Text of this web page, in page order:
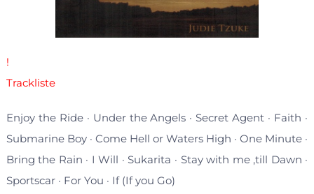
!
Trackliste
Enjoy the Ride · Under the Angels · Secret Agent · Faith ·
Submarine Boy · Come Hell or Waters High · One Minute ·
Bring the Rain · I Will · Sukarita · Stay with me ‚till Dawn ·
Sportscar · For You · If (If you Go)